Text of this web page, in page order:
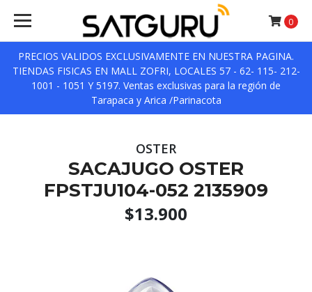
PRECIOS VALIDOS EXCLUSIVAMENTE EN NUESTRA PAGINA.
TIENDAS FISICAS EN MALL ZOFRI, LOCALES 57 - 62- 115- 212-
1001 - 1051 Y 5197. Ventas exclusivas para la región de
Tarapaca y Arica /Parinacota
0
OSTER
SACAJUGO OSTER
FPSTJU104-052 2135909
$13.900